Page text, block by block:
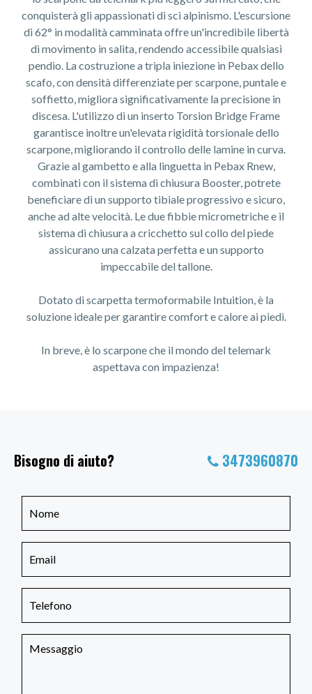
conquisterà gli appassionati di sci alpinismo. L'escursione
di 62° in modalità camminata offre un'incredibile libertà
di movimento in salita, rendendo accessibile qualsiasi
pendio. La costruzione a tripla iniezione in Pebax dello
scafo, con densità differenziate per scarpone, puntale e
soffietto, migliora significativamente la precisione in
discesa. L'utilizzo di un inserto Torsion Bridge Frame
garantisce inoltre un'elevata rigidità torsionale dello
scarpone, migliorando il controllo delle lamine in curva.
Grazie al gambetto e alla linguetta in Pebax Rnew,
combinati con il sistema di chiusura Booster, potrete
beneficiare di un supporto tibiale progressivo e sicuro,
anche ad alte velocità. Le due fibbie micrometriche e il
sistema di chiusura a cricchetto sul collo del piede
assicurano una calzata perfetta e un supporto
impeccabile del tallone.
Dotato di scarpetta termoformabile Intuition, è la
soluzione ideale per garantire comfort e calore ai piedi.
In breve, è lo scarpone che il mondo del telemark
aspettava con impazienza!
Bisogno di aiuto? 3473960870